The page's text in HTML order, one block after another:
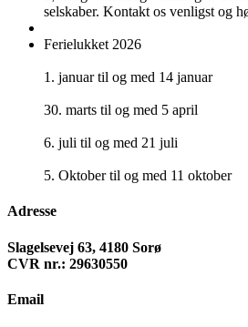
selskaber. Kontakt os venligst og
Ferielukket 2026
1. januar til og med 14 januar
30. marts til og med 5 april
6. juli til og med 21 juli
5. Oktober til og med 11 oktober
Adresse
Slagelsevej 63, 4180 Sorø
CVR nr.: 29630550
Email